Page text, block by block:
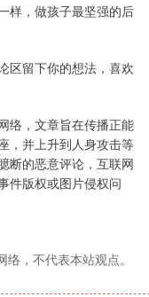
样，做孩子最坚强的后
区留下你的想法，喜欢
络，文章旨在传播正能
，并上升到人身攻击等
断的恶意评论，互联网
件版权或图片侵权问
，不代表本站观点。